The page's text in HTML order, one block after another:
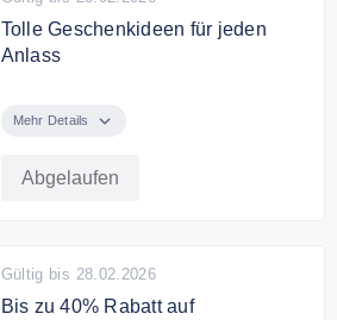
Tolle Geschenkideen für jeden
Anlass
Geschenkideen für Kinder bereits
Mehr Details
Abgelaufen
Gültig bis 28.02.2026
Bis zu 40% Rabatt auf